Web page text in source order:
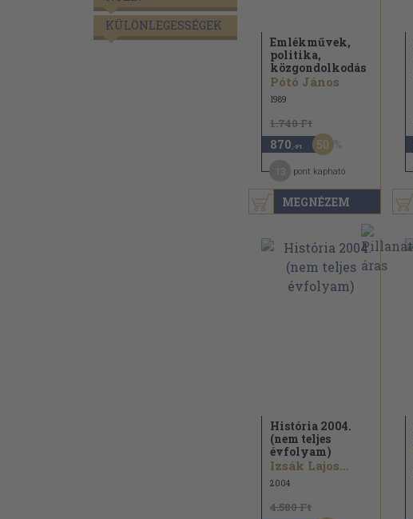
KÜLÖNLEGESSÉGEK
MEGNÉZEM
Emlékművek,
politika,
közgondolkodás
Pótó János
1989
1.740 Ft
870 ,-Ft 50
pont kapható
História 2004.
(nem teljes
évfolyam)
Izsák Lajos...
2004
4.580 Ft